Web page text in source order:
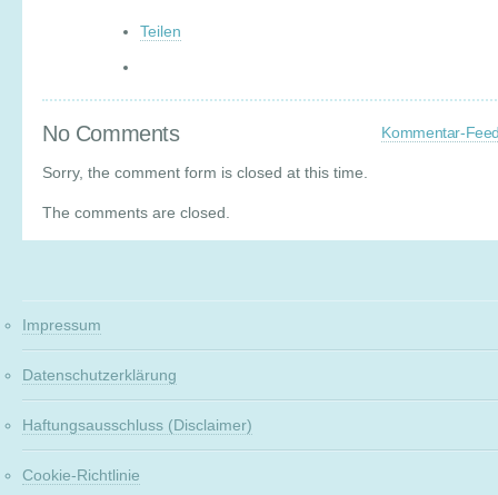
Teilen
No Comments Kommentar-
Sorry, the comment form is closed at this time.
The comments are closed.
Impressum
Datenschutzerklärung
Haftungsausschluss (Disclaimer)
Cookie-Richtlinie